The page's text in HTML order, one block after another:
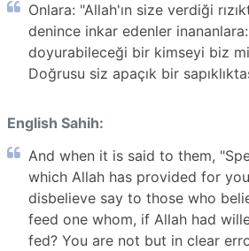
Onlara: "Allah'ın size verdiği
denince inkar edenler
doyurabileceği bir kimseyi biz
Doğrusu siz apaçık bir
English Sahih:
And when it is said to them,
which Allah has provided for
disbelieve say to those who
feed one whom, if Allah had
fed? You are not but in clear